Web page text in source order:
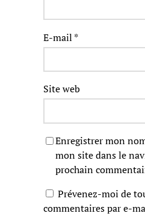
E-mail *
Site web
Enregistrer mon
mon site dans le
prochain
Prévenez-moi de
commentaires par e-